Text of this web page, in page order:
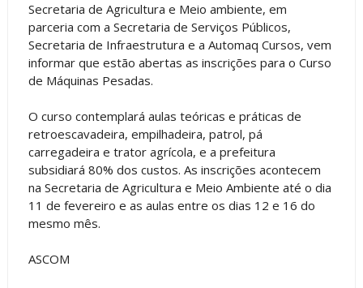
Secretaria de Agricultura e Meio ambiente, em
parceria com a Secretaria de Serviços Públicos,
Secretaria de Infraestrutura e a Automaq Cursos, vem
informar que estão abertas as inscrições para o Curso
de Máquinas Pesadas.
O curso contemplará aulas teóricas e práticas de
retroescavadeira, empilhadeira, patrol, pá
carregadeira e trator agrícola, e a prefeitura
subsidiará 80% dos custos. As inscrições acontecem
na Secretaria de Agricultura e Meio Ambiente até o dia
11 de fevereiro e as aulas entre os dias 12 e 16 do
mesmo mês.
ASCOM